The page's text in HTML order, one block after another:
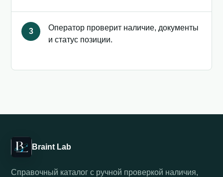
3
Оператор проверит наличие, документы
и статус позиции.
Braint Lab
Справочный каталог с ручной проверкой наличия,